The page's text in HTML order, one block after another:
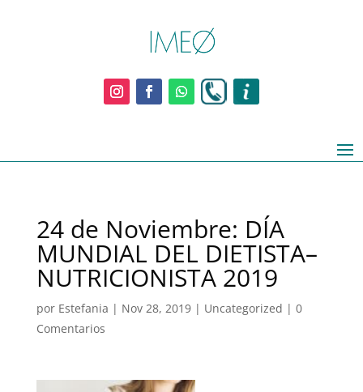
24 de Noviembre: DÍA
MUNDIAL DEL DIETISTA–
NUTRICIONISTA 2019
por Estefania | Nov 28, 2019| Uncategorized | 0
Comentarios